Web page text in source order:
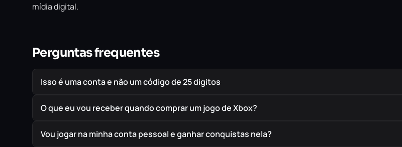
mídia digital.
Perguntas frequentes
Isso é uma conta e não um código de 25 digitos
O que eu vou receber quando comprar um jogo de Xbox?
Vou jogar na minha conta pessoal e ganhar conquistas nela?